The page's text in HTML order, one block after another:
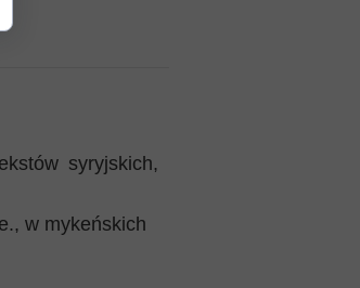
syryjskich,
w mykeńskich